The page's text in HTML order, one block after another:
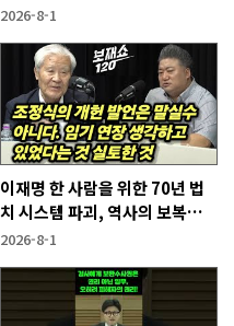
2026-8-1
이재명 한 사람을 위한 70년 법
치 시스템 파괴, 역사의 보복이
기다린다!
2026-8-1